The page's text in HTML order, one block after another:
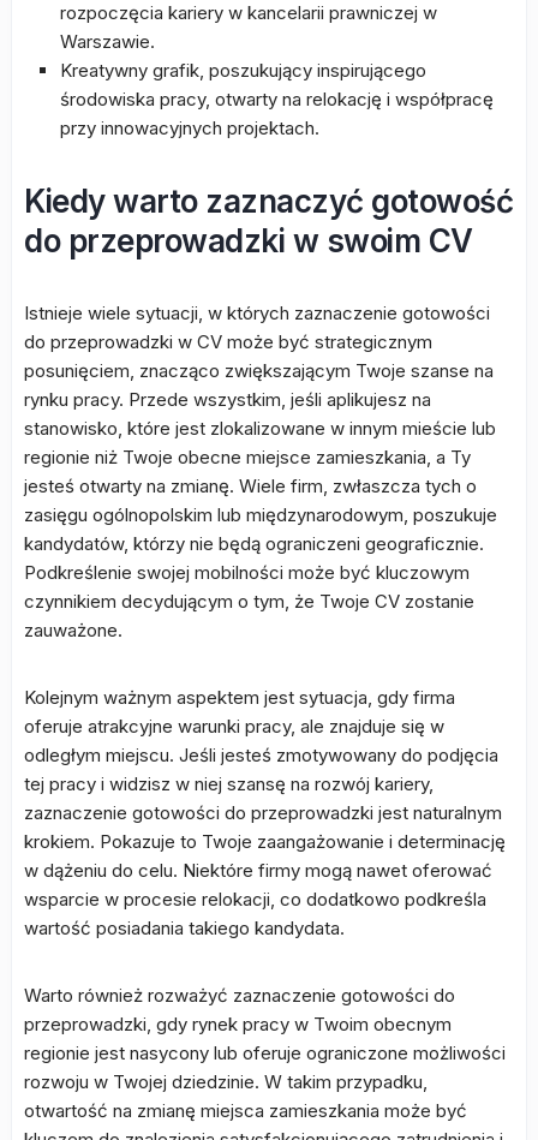
rozpoczęcia kariery w kancelarii prawniczej w
Warszawie.
Kreatywny grafik, poszukujący inspirującego
środowiska pracy, otwarty na relokację i współpracę
przy innowacyjnych projektach.
Kiedy warto zaznaczyć gotowość
do przeprowadzki w swoim CV
Istnieje wiele sytuacji, w których zaznaczenie gotowości
do przeprowadzki w CV może być strategicznym
posunięciem, znacząco zwiększającym Twoje szanse na
rynku pracy. Przede wszystkim, jeśli aplikujesz na
stanowisko, które jest zlokalizowane w innym mieście lub
regionie niż Twoje obecne miejsce zamieszkania, a Ty
jesteś otwarty na zmianę. Wiele firm, zwłaszcza tych o
zasięgu ogólnopolskim lub międzynarodowym, poszukuje
kandydatów, którzy nie będą ograniczeni geograficznie.
Podkreślenie swojej mobilności może być kluczowym
czynnikiem decydującym o tym, że Twoje CV zostanie
zauważone.
Kolejnym ważnym aspektem jest sytuacja, gdy firma
oferuje atrakcyjne warunki pracy, ale znajduje się w
odległym miejscu. Jeśli jesteś zmotywowany do podjęcia
tej pracy i widzisz w niej szansę na rozwój kariery,
zaznaczenie gotowości do przeprowadzki jest naturalnym
krokiem. Pokazuje to Twoje zaangażowanie i determinację
w dążeniu do celu. Niektóre firmy mogą nawet oferować
wsparcie w procesie relokacji, co dodatkowo podkreśla
wartość posiadania takiego kandydata.
Warto również rozważyć zaznaczenie gotowości do
przeprowadzki, gdy rynek pracy w Twoim obecnym
regionie jest nasycony lub oferuje ograniczone możliwości
rozwoju w Twojej dziedzinie. W takim przypadku,
otwartość na zmianę miejsca zamieszkania może być